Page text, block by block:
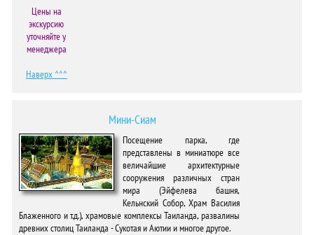
Цены на
экскурсию
уточняйте у
менеджера
Наверх ^^^
Мини-Сиам
Посещение парка, где
представлены в миниатюре все
величайшие архитектурные
сооружения различных стран
мира (Эйфелева башня,
Кельнский Собор, Храм Василия
Блаженного и т.д.), храмовые комплексы Таиланда, развалины
древних столиц Таиланда - Сукотая и Аютии и многое другое.